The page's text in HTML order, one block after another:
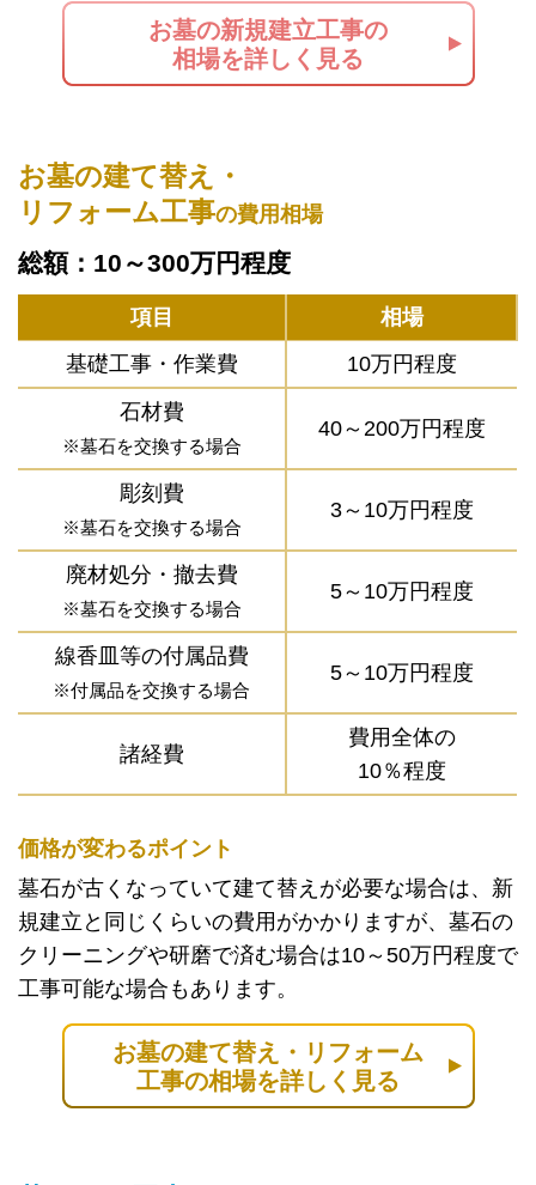
お墓の新規建立工事の
相場を詳しく見る
お墓の建て替え・
リフォーム工事の費用相場
総額：10～300万円程度
項目
相場
基礎工事・作業費
10万円程度
石材費
※墓石を交換する場合
40～200万円程度
彫刻費
※墓石を交換する場合
3～10万円程度
廃材処分・撤去費
※墓石を交換する場合
5～10万円程度
線香皿等の付属品費
※付属品を交換する場合
5～10万円程度
諸経費
費用全体の
10％程度
価格が変わるポイント
墓石が古くなっていて建て替えが必要な場合は、新
規建立と同じくらいの費用がかかりますが、墓石の
クリーニングや研磨で済む場合は10～50万円程度で
工事可能な場合もあります。
お墓の建て替え・リフォーム
工事の相場を詳しく見る